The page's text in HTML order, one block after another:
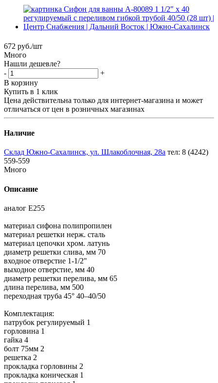
672 руб./шт
Много
Нашли дешевле?
-
+
В корзину
Купить в 1 клик
Цена действительна только для интернет-магазина и может
отличаться от цен в розничных магазинах
Наличие
Склад Южно-Сахалинск, ул. Шлакоблочная, 28а тел: 8 (4242)
559-559
Много
Описание
аналог E255
материал сифона полипропилен
материал решетки нерж. сталь
материал цепочки хром. латунь
диаметр решетки слива, мм 70
входное отверстие 1-1/2"
выходное отверстие, мм 40
диаметр решетки перелива, мм 65
длина перелива, мм 500
переходная труба 45° 40–40/50
Комплектация:
патрубок регулируемый 1
горловина 1
гайка 4
болт 75мм 2
решетка 2
прокладка горловины 2
прокладка коническая 1